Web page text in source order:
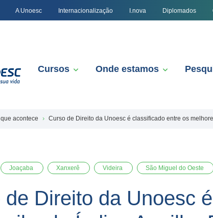
A Unoesc Internacionalização I.nova Diplomados
Cursos Onde estamos
acontece Curso de Direito da Unoesc é classificado entre os
Joaçaba Xanxerê Videira São Miguel do Oeste
de Direito da Unoesc